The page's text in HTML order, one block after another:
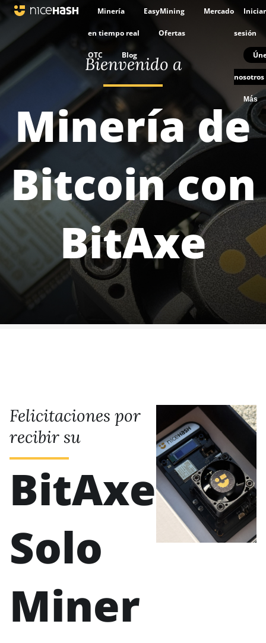
Minería EasyMining Mercado
en tiempo real Ofertas
OTC Blog
Iniciar
sesión
nosotros
Más
Bienvenido a
Minería de
Bitcoin con
BitAxe
Felicitaciones por
recibir su
BitAxe
Solo
Miner